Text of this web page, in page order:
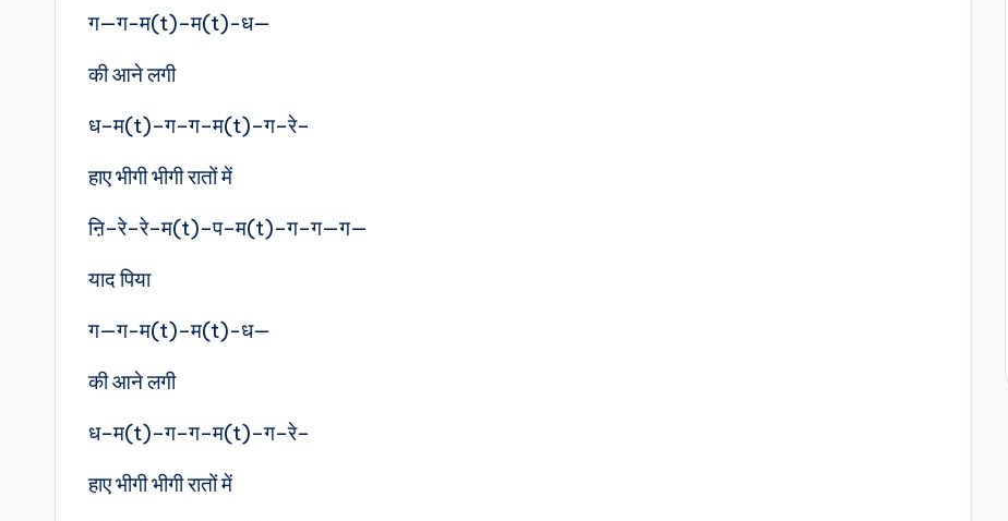
ग—ग-म(t)–म(t)-ध—
की आने लगी
ध–म(t)–ग–ग–म(t)–ग–रे–
हाए भीगी भीगी रातों में
ऩि–रे–रे–म(t)–प–म(t)–ग–ग—ग—
याद पिया
ग—ग-म(t)–म(t)-ध—
की आने लगी
ध–म(t)–ग–ग–म(t)–ग–रे–
हाए भीगी भीगी रातों में